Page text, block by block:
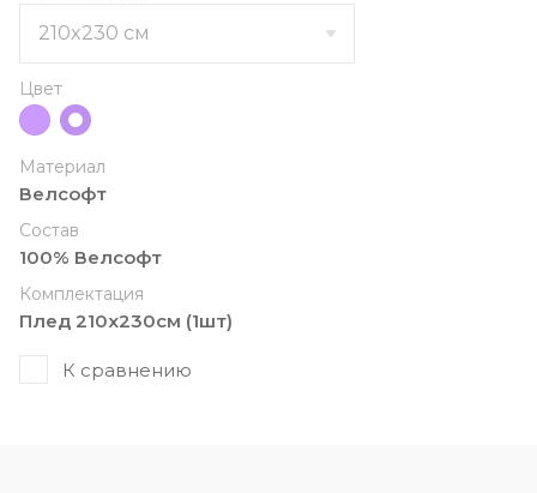
Цвет
Материал
Велсофт
Состав
100% Велсофт
Комплектация
Плед 210х230см (1шт)
К сравнению